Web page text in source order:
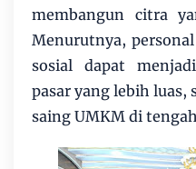
membangun citra
Menurutnya,
sosial dapat
pasar yang lebih luas,
saing UMKM di